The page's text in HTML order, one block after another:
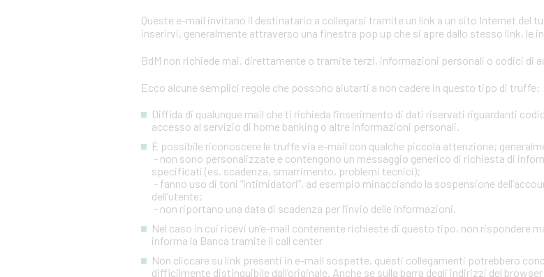
Queste e-mail invitano il destinatario a collegarsi tramite un link a un sito Internet del
inserirvi, generalmente attraverso una finestra pop up che si apre dallo stesso link, le
BdM non richiede mai, direttamente o tramite terzi, informazioni personali o codici di
Ecco alcune semplici regole che possono aiutarti a non cadere in questo tipo di truffe:
Diffida di qualunque mail che ti richieda l’inserimento di dati riservati riguardanti
accesso al servizio di home banking o altre informazioni personali.
È possibile riconoscere le truffe via e-mail con qualche piccola attenzione;
- non sono personalizzate e contengono un messaggio generico di richiesta di
specificati (es. scadenza, smarrimento, problemi tecnici);
- fanno uso di toni “intimidatori”, ad esempio minacciando la sospensione
dell’utente;
- non riportano una data di scadenza per l’invio delle informazioni.
Nel caso in cui ricevi un’e-mail contenente richieste di questo tipo, non rispondere
informa la Banca tramite il call center
Non cliccare su link presenti in e-mail sospette, questi collegamenti potrebbero
difficilmente distinguibile dall’originale. Anche se sulla barra degli indirizzi del